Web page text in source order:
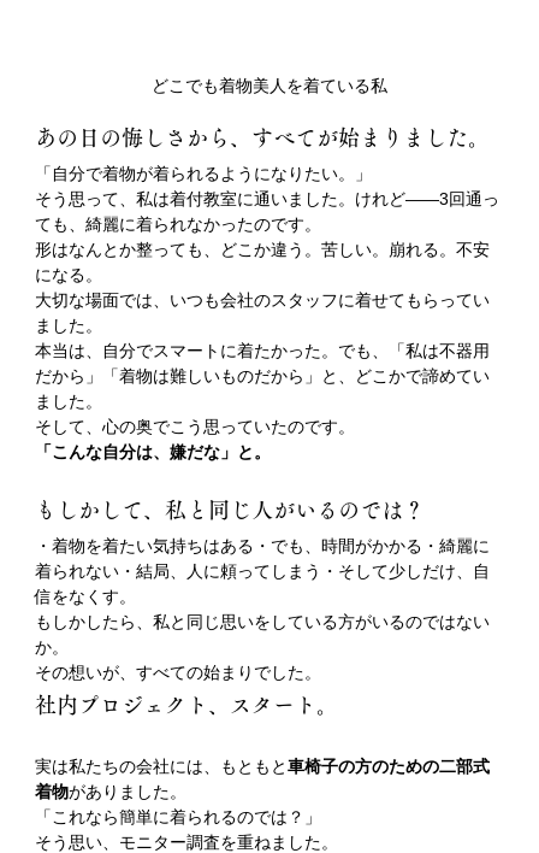
どこでも着物美人を着ている私
あの日の悔しさから、すべてが始まりました。
「自分で着物が着られるようになりたい。」
そう思って、私は着付教室に通いました。けれど——3回通っ
ても、綺麗に着られなかったのです。
形はなんとか整っても、どこか違う。苦しい。崩れる。不安
になる。
大切な場面では、いつも会社のスタッフに着せてもらってい
ました。
本当は、自分でスマートに着たかった。でも、「私は不器用
だから」「着物は難しいものだから」と、どこかで諦めてい
ました。
そして、心の奥でこう思っていたのです。
「こんな自分は、嫌だな」と。
もしかして、私と同じ人がいるのでは？
・着物を着たい気持ちはある・でも、時間がかかる・綺麗に
着られない・結局、人に頼ってしまう・そして少しだけ、自
信をなくす。
もしかしたら、私と同じ思いをしている方がいるのではない
か。
その想いが、すべての始まりでした。
社内プロジェクト、スタート。
実は私たちの会社には、もともと車椅子の方のための二部式
着物がありました。
「これなら簡単に着られるのでは？」
そう思い、モニター調査を重ねました。